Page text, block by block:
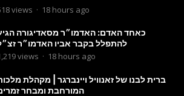
views · 18 hours ago
כאחד האדם: האדמו״ר מסאדיגורה
להתפלל בקבר אביו האדמו״ר
views · 18 hours ago
ברית לבנו של זאנוויל ויינברגר | מקהלת
המורחבת ומבחר